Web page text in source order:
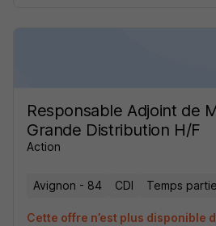
Responsable Adjoint de
Grande Distribution H/F
Action
Avignon - 84 CDI Temps
Cette offre n’est plus disponible